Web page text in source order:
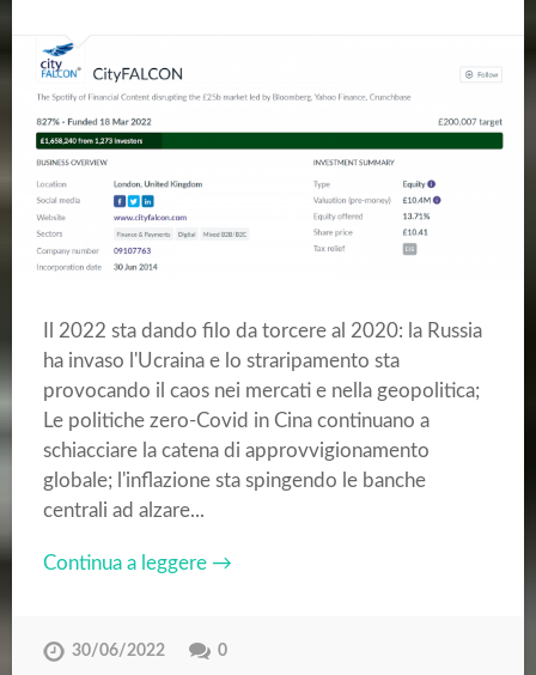
Il 2022 sta dando filo da torcere al 2020: la Russia
ha invaso l'Ucraina e lo straripamento sta
provocando il caos nei mercati e nella geopolitica;
Le politiche zero-Covid in Cina continuano a
schiacciare la catena di approvvigionamento
globale; l'inflazione sta spingendo le banche
centrali ad alzare...
Continua a leggere →
30/06/2022 0